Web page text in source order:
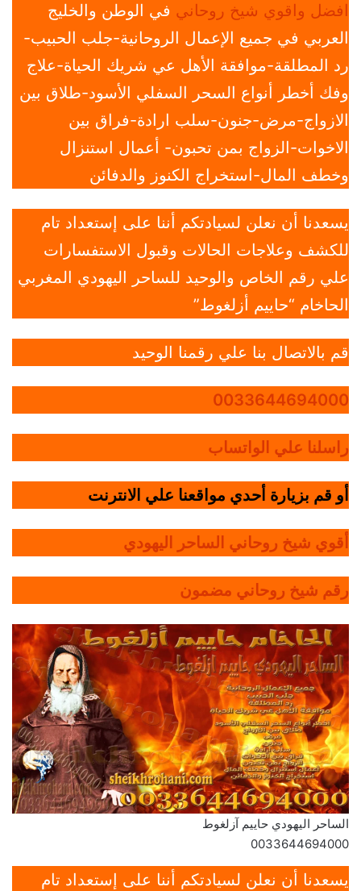
افضل واقوي شيخ روحاني في الوطن والخليج
العربي في جميع الإعمال الروحانية-جلب الحبيب-
رد المطلقة-موافقة الأهل عي شريك الحياة-علاج
وفك أخطر أنواع السحر السفلي الأسود-طلاق بين
الازواج-مرض-جنون-سلب ارادة-فراق بين
الاخوات-الزواج بمن تحبون- أعمال استنزال
وخطف المال-استخراج الكنوز والدفائن
يسعدنا أن نعلن لسيادتكم أننا على إستعداد تام
للكشف وعلاجات الحالات وقبول الاستفسارات
علي رقم الخاص والوحيد للساحر اليهودي المغربي
الحاخام “حاييم أزلغوط”
قم بالاتصال بنا علي رقمنا الوحيد
0033644694000
راسلنا علي الواتساب
أو قم بزيارة أحدي مواقعنا علي الانترنت
أقوي شيخ روحاني الساحر اليهودي
رقم شيخ روحاني مضمون
الساحر اليهودي حاييم آزلغوط
0033644694000
يسعدنا أن نعلن لسيادتكم أننا على إستعداد تام